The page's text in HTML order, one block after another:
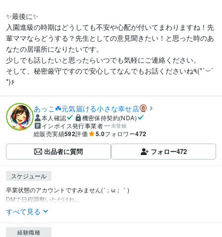
✨最後に✨
入園進級の時期はどうしても不安や心配が付いてまわりますね！先
輩ママならどうする？先生としての意見聞きたい！と思った時のあ
なたの居場所になりたいです。
少しでも話したいと思ったらいつでも気軽にご連絡ください。
そして、秘密厳守ですので安心してなんでもお話くださいね٩(*´︶`
*)۶
あっこ☘️元気届ける小さな幸せ店
本人確認
機密保持契約(NDA)
インボイス発行事業者
未登録
総販売実績592評価 5.0フォロワー472
出品者に質問 フォロー472
スケジュール
卒業状態のアカウントですみません(´；ω；｀)
DMで日程調整いただけれ...
すべて見る
経験職種